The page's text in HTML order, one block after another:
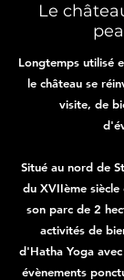
Le
Longtemps utilisé
le château se
visite, de
Situé au nord de
du XVIIème
son parc de 2
activités de
d'Hatha Yoga
évènements